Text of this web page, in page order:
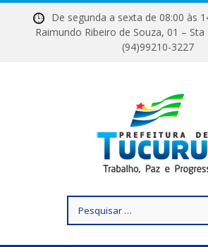
De segunda a sexta de 08:00
Raimundo Ribeiro de Souza, 01 –
(94)99210-3227
por: